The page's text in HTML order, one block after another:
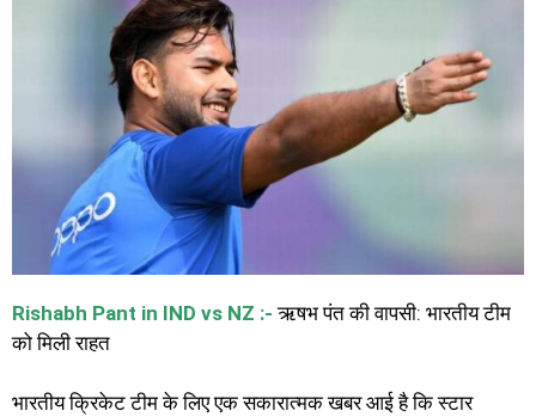
Rishabh Pant in IND vs NZ :- ऋषभ पंत की वापसी: भारतीय टीम
को मिली राहत
भारतीय क्रिकेट टीम के लिए एक सकारात्मक खबर आई है कि स्टार